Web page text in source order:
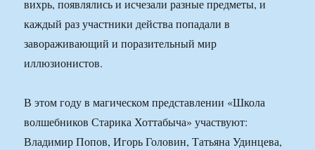
вихрь, появлялись и исчезали разные предметы, и
каждый раз участники действа попадали в
завораживающий и поразительный мир
иллюзионистов.
В этом году в магическом представлении «Школа
волшебников Старика Хоттабыча» участвуют:
Владимир Попов, Игорь Головин, Татьяна Удинцева,